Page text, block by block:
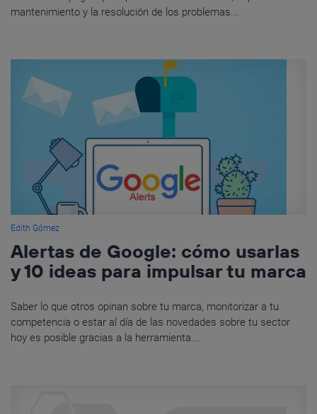
mantenimiento y la resolución de los problemas...
Edith Gómez
Alertas de Google: cómo usarlas
y 10 ideas para impulsar tu marca
Saber lo que otros opinan sobre tu marca, monitorizar a tu
competencia o estar al día de las novedades sobre tu sector
hoy es posible gracias a la herramienta...